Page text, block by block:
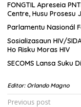
FONGTIL Apreseia
Centre, Husu Prosesu
Parlamentu Nasionál
Sosializasaun HIV/
Ho Risku Moras HIV
SECOMS Lansa Suku
Editor: Orlando Magno
Post
Previous post